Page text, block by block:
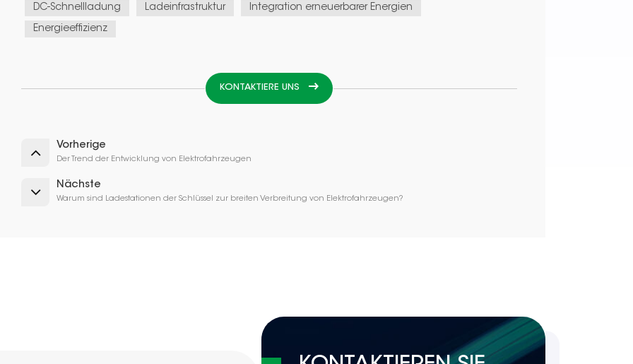
DC-Schnellladung Ladeinfrastruktur Integration erneuerbarer Energien
Energieeffizienz
KONTAKTIERE UNS
Vorherige
Der Trend der Entwicklung von Elektrofahrzeugen
Nächste
Warum sind Ladestationen der Schlüssel zur breiten Verbreitung von Elektrofahrzeugen?